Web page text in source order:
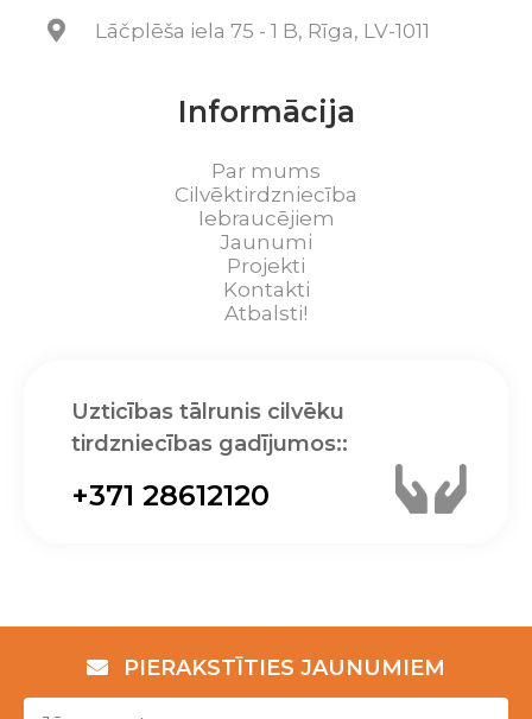
Lāčplēša iela 75 - 1 B, Rīga, LV-1011
Informācija
Par mums
Cilvēktirdzniecība
Iebraucējiem
Jaunumi
Projekti
Kontakti
Atbalsti!
Uzticības tālrunis cilvēku
tirdzniecības gadījumos::
+371 28612120
PIERAKSTĪTIES JAUNUMIEM